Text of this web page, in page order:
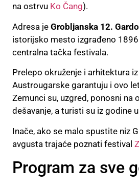
na ostrvu Ko Čang).
Adresa je Grobljanska 12.
istorijsko mesto izgrađeno
centralna tačka festivala.
Prelepo okruženje i arhitektura
Austrougarske garantuju i ovo
Zemunci su, uzgred, ponosni na
dešavanje, a turisti su iz godine
Inače, ako se malo spustite niz
avgusta trajaće poznati festival
Program za sve